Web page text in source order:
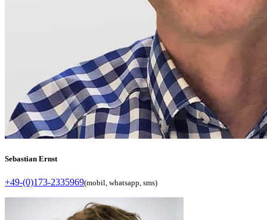
Sebastian Ernst
+49-(0)173-2335969(mobil, whatsapp, sms)